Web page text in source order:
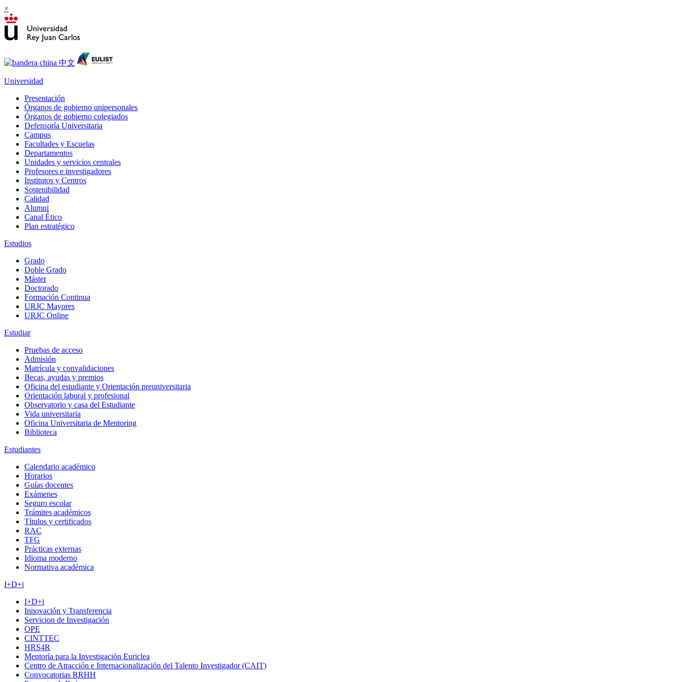
×
Universidad
Presentación
Órganos de gobierno unipersonales
Órganos de gobierno colegiados
Defensoría Universitaria
Campus
Facultades y Escuelas
Departamentos
Unidades y servicios centrales
Profesores e investigadores
Institutos y Centros
Sostenibilidad
Calidad
Alumni
Canal Ético
Plan estratégico
Estudios
Grado
Doble Grado
Máster
Doctorado
Formación Continua
URJC Mayores
URJC Online
Estudiar
Pruebas de acceso
Admisión
Matrícula y convalidaciones
Becas, ayudas y premios
Oficina del estudiante y Orientación preuniversitaria
Orientación laboral y profesional
Observatorio y casa del Estudiante
Vida universitaria
Oficina Universitaria de Mentoring
Biblioteca
Estudiantes
Calendario académico
Horarios
Guías docentes
Exámenes
Seguro escolar
Trámites académicos
Títulos y certificados
RAC
TFG
Prácticas externas
Idioma moderno
Normativa académica
I+D+i
I+D+i
Innovación y Transferencia
Servicion de Investigación
OPE
CINTTEC
HRS4R
Mentoría para la Investigación Euriclea
Centro de Atracción e Internacionalización del Talento Investigador (CAIT)
Convocatorias RRHH